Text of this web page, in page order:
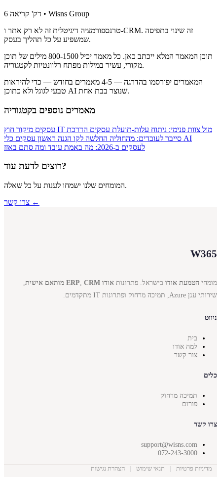
6 דק' קריאה • Wisns Group
טרנספורמציה דיגיטלית זה לא רק אתר ו-CRM. זה שינוי בתפיסה
שמשפיע על כל תהליך בעסק.
תוכן המאמר המלא ייכתב כאן. כל מאמר יכיל 800-1500 מילים של תוכן
מקורי, עשיר במילות מפתח רלוונטיות לקטגוריה.
המאמרים יפורסמו בהדרגה — 4-5 מאמרים בחודש — כדי להיראות
טבעי לגוגל ולא כתוכן AI שנוצר בבת אחת.
מאמרים נוספים בקטגוריה
עסקים מיקור חוץ IT מול צוות פנימי: ניתוח עלות-תועלת עסקים הדרכת
סייבר לעובדים: מהחוליה החלשה לקו הגנה ראשון עסקים כלי AI
לעסקים ב-2026: מה באמת עובד ומה סתם באזז
רוצים לדעת עוד?
המומחים שלנו ישמחו לענות על כל שאלה.
צרו קשר ←
W365
מומחי הטמעת אודו בישראל. פתרונות אודו ERP , CRM מותאם אישית
,
שירותי ענן Azure, תמיכה מרחוק ופתרונות IT מתקדמים.
ניווט
בית
למה אודו
צור קשר
כלים
תמיכה מרחוק
פורום
צרו קשר
support@wisns.com
072-243-3000
מדיניות פרטיות | תנאי שימוש |
הצהרת נגישות